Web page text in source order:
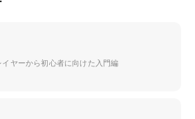
ヤーから初心者に向けた入門編